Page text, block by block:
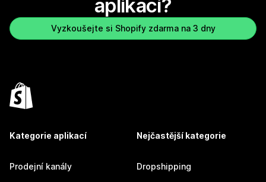
aplikaci?
Vyzkoušejte si Shopify zdarma na 3 dny
Kategorie aplikací
Prodejní kanály
Nejčastější kategorie
Dropshipping